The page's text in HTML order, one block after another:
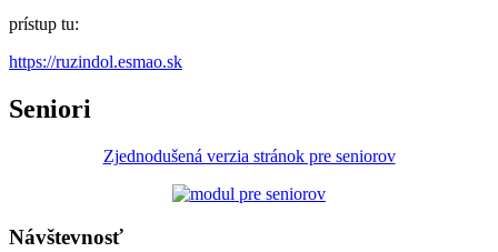
prístup tu:
https://ruzindol.esmao.sk
Seniori
Zjednodušená verzia stránok pre seniorov
Návštevnosť